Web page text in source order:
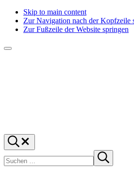
Skip to main content
Zur Navigation nach der Kopfzeile
Zur Fußzeile der Website springen
Menü
f1rstlife
Und
was
denkst
du?
Suchen
…
Suche
starten